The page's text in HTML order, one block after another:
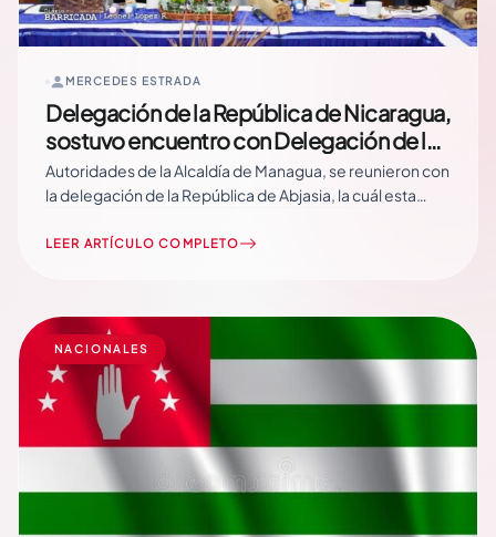
MERCEDES ESTRADA
Delegación de la República de Nicaragua,
sostuvo encuentro con Delegación de la
República de Abjasia
Autoridades de la Alcaldía de Managua, se reunieron con
la delegación de la República de Abjasia, la cuál esta
Primer Ministro y Ministro de Agricultura de Abjasia y el
More
LEER ARTÍCULO COMPLETO
NACIONALES